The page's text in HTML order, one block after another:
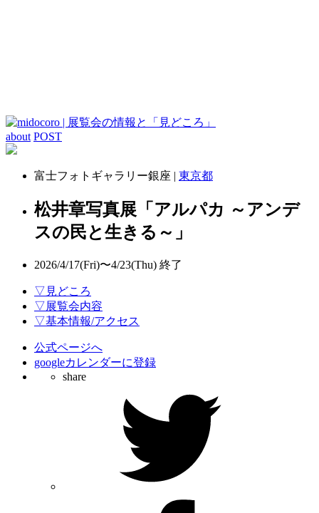
about POST
富士フォトギャラリー銀座 | 東京都
松井章写真展「アルパカ ～アンデ
スの民と生きる～」
2026/4/17(Fri)〜4/23(Thu) 終了
▽見どころ
▽展覧会内容
▽基本情報/アクセス
公式ページへ
googleカレンダーに登録
share